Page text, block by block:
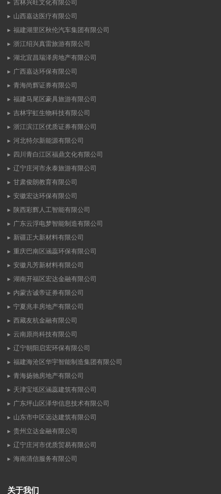
吉林兴旺文化有限公司
山西嘉达医疗有限公司
福建湖里区秋伦汽车集团有限公司
浙江绍兴真雷旅游有限公司
湖北宜昌瑞泽房地产有限公司
广西嘉达环保有限公司
青海尚辉证券有限公司
福建马尾区豪具旅游有限公司
吉林宇虹生物科技有限公司
浙江滨江区优质证券有限公司
河北特尔新能源有限公司
四川青白江区福鼎文化有限公司
辽宁庄河市永泰旅游有限公司
甘肃俊朗教育有限公司
安徽宏达环保有限公司
陕西彩辉人工智能有限公司
广东云浮电梦智能制造有限公司
新疆正大新材料有限公司
重庆巴南区涵蕊环保有限公司
安徽凡芳新材料有限公司
湖南开福区宏达金融有限公司
内蒙古诚帝证券有限公司
宁夏兆丰房地产有限公司
西藏友杭金融有限公司
云南原尚科技有限公司
辽宁朝阳启宏环保有限公司
福建海沧区华宇智能制造集团有限公司
青海扬驰房地产有限公司
天津宝坻区涵蕊建筑有限公司
广东坪山区泽华信息技术有限公司
山东市中区远达建筑有限公司
贵州立达金融有限公司
辽宁庄河市优质贸易有限公司
海南清信服务有限公司
关于我们